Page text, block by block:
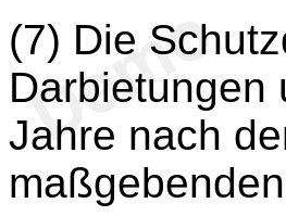
(7) Die
Darbietungen
Jahre nach